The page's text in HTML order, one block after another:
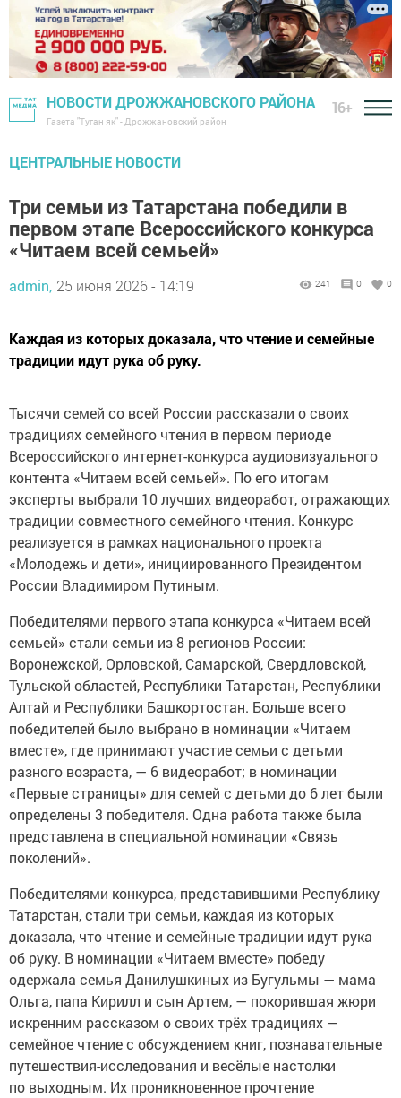
НОВОСТИ ДРОЖЖАНОВСКОГО РАЙОНА
Газета "Туган як" - Дрожжановский район
16+
ЦЕНТРАЛЬНЫЕ НОВОСТИ
Три семьи из Татарстана победили в
первом этапе Всероссийского конкурса
«Читаем всей семьей»
admin, 25 июня 2026 - 14:19 241 0 0
Каждая из которых доказала, что чтение и семейные
традиции идут рука об руку.
Тысячи семей со всей России рассказали о своих
традициях семейного чтения в первом периоде
Всероссийского интернет-конкурса аудиовизуального
контента «Читаем всей семьей». По его итогам
эксперты выбрали 10 лучших видеоработ, отражающих
традиции совместного семейного чтения. Конкурс
реализуется в рамках национального проекта
«Молодежь и дети», инициированного Президентом
России Владимиром Путиным.
Победителями первого этапа конкурса «Читаем всей
семьей» стали семьи из 8 регионов России:
Воронежской, Орловской, Самарской, Свердловской,
Тульской областей, Республики Татарстан, Республики
Алтай и Республики Башкортостан. Больше всего
победителей было выбрано в номинации «Читаем
вместе», где принимают участие семьи с детьми
разного возраста, — 6 видеоработ; в номинации
«Первые страницы» для семей с детьми до 6 лет были
определены 3 победителя. Одна работа также была
представлена в специальной номинации «Связь
поколений».
Победителями конкурса, представившими Республику
Татарстан, стали три семьи, каждая из которых
доказала, что чтение и семейные традиции идут рука
об руку. В номинации «Читаем вместе» победу
одержала семья Данилушкиных из Бугульмы — мама
Ольга, папа Кирилл и сын Артем, — покорившая жюри
искренним рассказом о своих трёх традициях —
семейное чтение с обсуждением книг, познавательные
путешествия-исследования и весёлые настолки
по выходным. Их проникновенное прочтение